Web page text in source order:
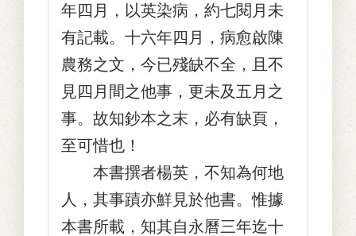
年四月，以英染病，約七閱月未
有記載。十六年四月，病愈啟陳
農務之文，今已殘缺不全，且不
見四月間之他事，更未及五月之
事。故知鈔本之末，必有缺頁，
至可惜也！
本書撰者楊英，不知為何地
人，其事蹟亦鮮見於他書。惟據
本書所載，知其自永曆三年迄十